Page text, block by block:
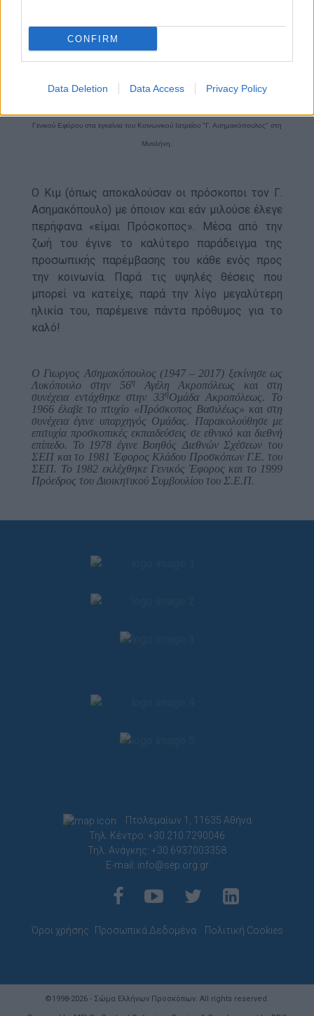
CONFIRM
Data Deletion Data Access Privacy Policy
σήμερα δίκτυο περίθαλψης αδύνατων
συνανθρώπων μέσω εθελοντών του Κοινωνικού
Ιατρείου.
Γενικού Εφόρου στα εγκαίνια του Κοινωνικού Ιατρείου "Γ. Ασημακόπουλος" στη
Μυτιλήνη.
Ο Κιμ (όπως αποκαλούσαν οι πρόσκοποι τον Γ.
Ασημακόπουλo) με όποιον και εάν μιλούσε έλεγε
περήφανα «είμαι Πρόσκοπος». Μέσα από την
ζωή του έγινε το καλύτερο παράδειγμα της
προσωπικής παρέμβασης του κάθε ενός προς
την κοινωνία. Παρά τις υψηλές θέσεις που
μπορεί να κατείχε, παρά την λίγο μεγαλύτερη
ηλικία του, παρέμεινε πάντα πρόθυμος για το
καλό!
Ο Γιωργος Ασημακόπουλος (1947 – 2017) ξεκίνησε ως
Λυκόπουλο στην 56η
Αγέλη Ακροπόλεως και στη
συνέχεια εντάχθηκε στην 33ηΟμάδα Ακροπόλεως. Το
1966 έλαβε το πτυχίο «Πρόσκοπος Βασιλέως» και στη
συνέχεια έγινε υπαρχηγός Ομάδας. Παρακολούθησε με
επιτυχία προσκοπικές εκπαιδεύσεις σε εθνικό και διεθνή
επίπεδο. Το 1978 έγινε Βοηθός Διεθνών Σχέσεων του
ΣΕΠ και το 1981 Έφορος Κλάδου Προσκόπων Γ.Ε. του
ΣΕΠ. Το 1982 εκλέχθηκε Γενικός Έφορος και το 1999
Πρόεδρος του Διοικητικού Συμβουλίου του Σ.Ε.Π.
Πτολεμαίων 1, 11635 Αθήνα
Τηλ. Κέντρο: +30 210.7290046
Τηλ. Ανάγκης: +30 6937003358
E-mail: info@sep.org.gr
Όροι χρήσης Προσωπικά Δεδομένα Πολιτική Cookies
©1998-2026 - Σώμα Ελλήνων Προσκόπων. All rights reserved.